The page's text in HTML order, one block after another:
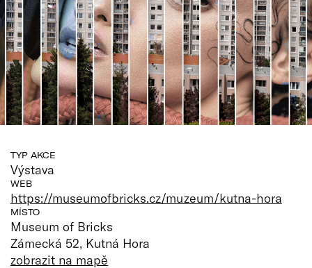
TYP AKCE
Výstava
WEB
https://museumofbricks.cz/muzeum/kutna-hora
MÍSTO
Museum of Bricks
Zámecká 52, Kutná Hora
zobrazit na mapě